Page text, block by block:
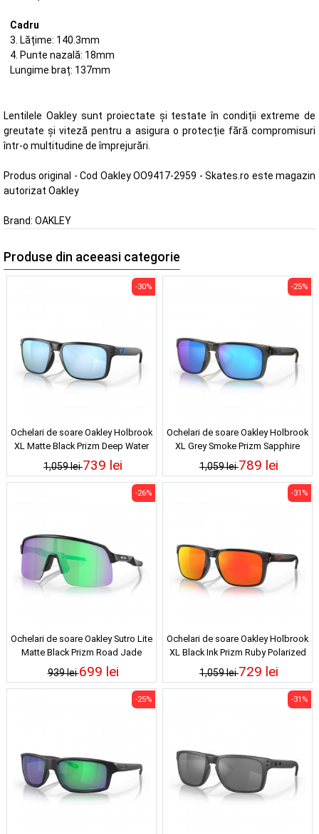
Cadru
3. Lățime: 140.3mm
4. Punte nazală: 18mm
Lungime braț: 137mm
Lentilele Oakley sunt proiectate și testate în condiții extreme de
greutate și viteză pentru a asigura o protecție fără compromisuri
într-o multitudine de împrejurări.
Produs original - Cod Oakley OO9417-2959 - Skates.ro este magazin
autorizat Oakley
Brand: OAKLEY
Produse din aceeasi categorie
Ochelari de soare Oakley Holbrook
XL Matte Black Prizm Deep Water
Polarized
1,059 lei
-30%
739 lei
Ochelari de soare Oakley Holbrook
XL Grey Smoke Prizm Sapphire
Polarized
1,059 lei
-25%
789 lei
Ochelari de soare Oakley Sutro Lite
Matte Black Prizm Road Jade
939 lei
-26%
699 lei
Ochelari de soare Oakley Holbrook
XL Black Ink Prizm Ruby Polarized
1,059 lei
-31%
729 lei
-25% -31%